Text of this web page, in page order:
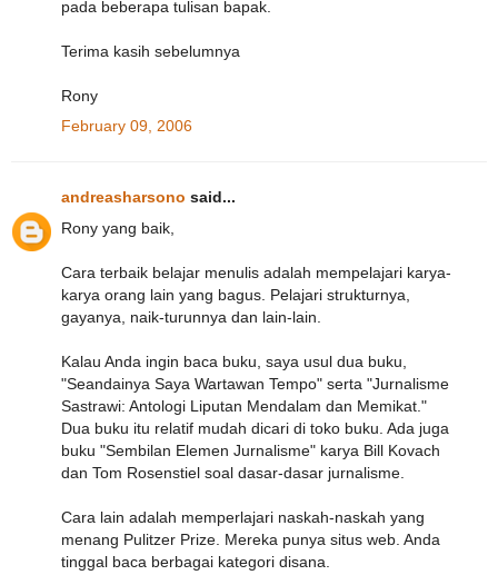
pada beberapa tulisan bapak.
Terima kasih sebelumnya
Rony
February 09, 2006
andreasharsono said...
Rony yang baik,
Cara terbaik belajar menulis adalah mempelajari karya-
karya orang lain yang bagus. Pelajari strukturnya,
gayanya, naik-turunnya dan lain-lain.
Kalau Anda ingin baca buku, saya usul dua buku,
"Seandainya Saya Wartawan Tempo" serta "Jurnalisme
Sastrawi: Antologi Liputan Mendalam dan Memikat."
Dua buku itu relatif mudah dicari di toko buku. Ada juga
buku "Sembilan Elemen Jurnalisme" karya Bill Kovach
dan Tom Rosenstiel soal dasar-dasar jurnalisme.
Cara lain adalah memperlajari naskah-naskah yang
menang Pulitzer Prize. Mereka punya situs web. Anda
tinggal baca berbagai kategori disana.